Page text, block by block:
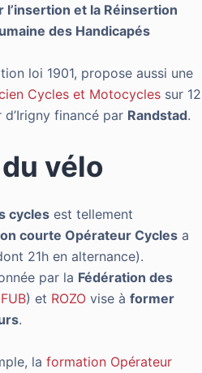
l’insertion et la Réinsertion
des Handicapés
loi 1901, propose aussi une
Cycles et Motocycles sur 12
financé par Randstad.
du vélo
cycles est tellement
courte Opérateur Cycles a
21h en alternance).
par la Fédération des
FUB) et ROZO vise à former
.
la formation Opérateur